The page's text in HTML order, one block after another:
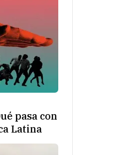
pasa con
Latina